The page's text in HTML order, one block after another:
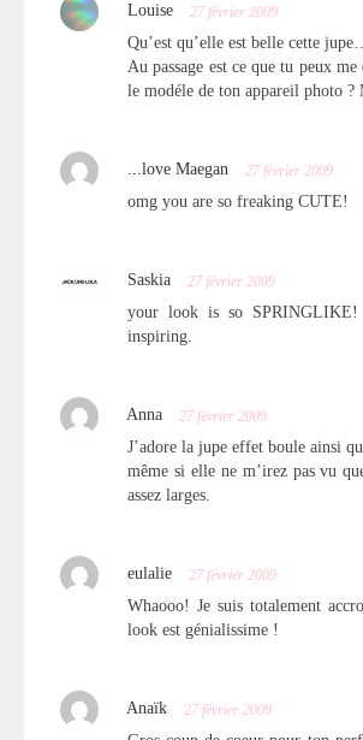
Louise 27 février 2009
Qu’est qu’elle est belle cette
Au passage est ce que tu peux
le modéle de ton appareil photo ?
...love Maegan 27 février 2009
omg you are so freaking CUTE!
Saskia 27 février 2009
your look is so
inspiring.
Anna 27 février 2009
J’adore la jupe effet boule ainsi
même si elle ne m’irez pas vu
assez larges.
eulalie 27 février 2009
Whaooo! Je suis totalement
look est génialissime !
Anaïk 27 février 2009